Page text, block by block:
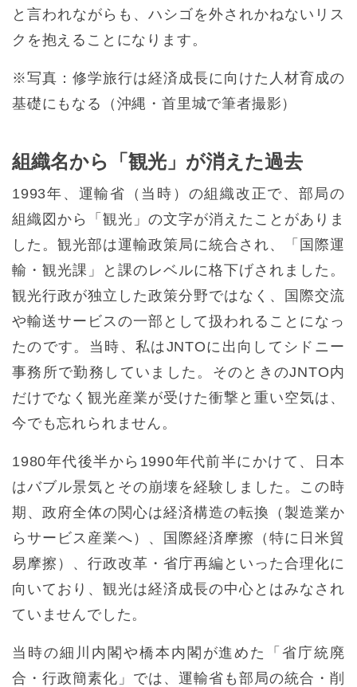
と言われながらも、ハシゴを外されかねないリス
クを抱えることになります。
※写真：修学旅行は経済成長に向けた人材育成の
基礎にもなる（沖縄・首里城で筆者撮影）
組織名から「観光」が消えた過去
1993年、運輸省（当時）の組織改正で、部局の
組織図から「観光」の文字が消えたことがありま
した。観光部は運輸政策局に統合され、「国際運
輸・観光課」と課のレベルに格下げされました。
観光行政が独立した政策分野ではなく、国際交流
や輸送サービスの一部として扱われることになっ
たのです。当時、私はJNTOに出向してシドニー
事務所で勤務していました。そのときのJNTO内
だけでなく観光産業が受けた衝撃と重い空気は、
今でも忘れられません。
1980年代後半から1990年代前半にかけて、日本
はバブル景気とその崩壊を経験しました。この時
期、政府全体の関心は経済構造の転換（製造業か
らサービス産業へ）、国際経済摩擦（特に日米貿
易摩擦）、行政改革・省庁再編といった合理化に
向いており、観光は経済成長の中心とはみなされ
ていませんでした。
当時の細川内閣や橋本内閣が進めた「省庁統廃
合・行政簡素化」では、運輸省も部局の統合・削